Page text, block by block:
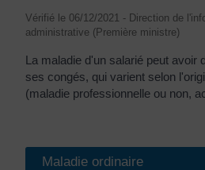
Vérifié le 06/12/2021 - Direction de
administrative (Première ministre)
La maladie d'un salarié peut avoir
ses congés, qui varient selon
(maladie professionnelle ou non,
Maladie ordinaire